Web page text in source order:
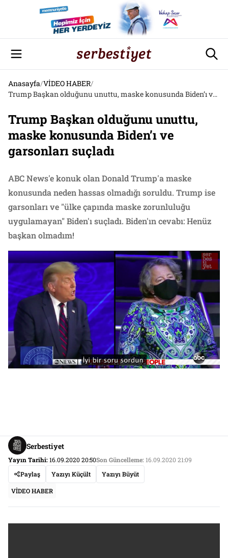
Anasayfa/VİDEO HABER/
Trump Başkan olduğunu unuttu, maske konusunda Biden’ı ve garsonları suçladı
Trump Başkan olduğunu unuttu,
maske konusunda Biden’ı ve
garsonları suçladı
ABC News'e konuk olan Donald Trump'a maske
konusunda neden hassas olmadığı soruldu. Trump ise
garsonları ve "ülke çapında maske zorunluluğu
uygulamayan" Biden'ı suçladı. Biden'ın cevabı: Henüz
başkan olmadım!
Serbestiyet
Yayın Tarihi:16.09.2020 20:50Son Güncelleme:16.09.2020 21:09
Paylaş
Yazıyı Küçült Yazıyı Büyüt
VİDEO HABER